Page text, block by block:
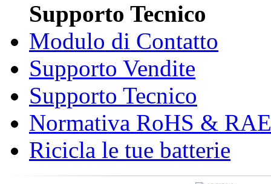
Supporto Tecnico
Modulo di Contatto
Supporto Vendite
Supporto Tecnico
Normativa RoHS &
Ricicla le tue batterie